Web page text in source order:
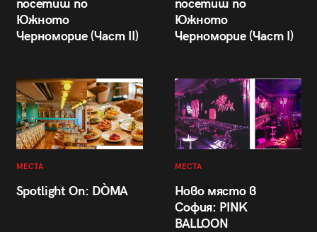
посетиш по
Южното
Черноморие (Част II)
посетиш по
Южното
Черноморие (Част I)
МЕСТА
Spotlight On: DÒMA
МЕСТА
Ново място в
София: PINK
BALLOON